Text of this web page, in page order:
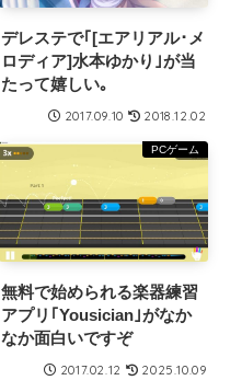
デレステで｢[エアリアル･メ
ロディア]水本ゆかり｣が当
たって嬉しい｡
2017.09.10 2018.12.02
PCゲーム
無料で始められる楽器練習
アプリ｢Yousician｣がなか
なか面白いですぞ
2017.02.12 2025.10.09